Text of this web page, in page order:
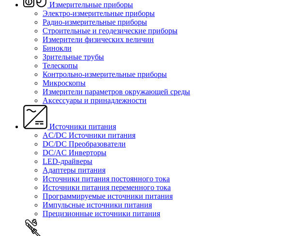
Измерительные приборы
Электро-измерительные приборы
Радио-измерительные приборы
Строительные и геодезические приборы
Измерители физических величин
Бинокли
Зрительные трубы
Телескопы
Контрольно-измерительные приборы
Микроскопы
Измерители параметров окружающей среды
Аксессуары и принадлежности
Источники питания
AC/DC Источники питания
DC/DC Преобразователи
DC/AC Инверторы
LED-драйверы
Адаптеры питания
Источники питания постоянного тока
Источники питания переменного тока
Программируемые источники питания
Импульсные источники питания
Прецизионные источники питания